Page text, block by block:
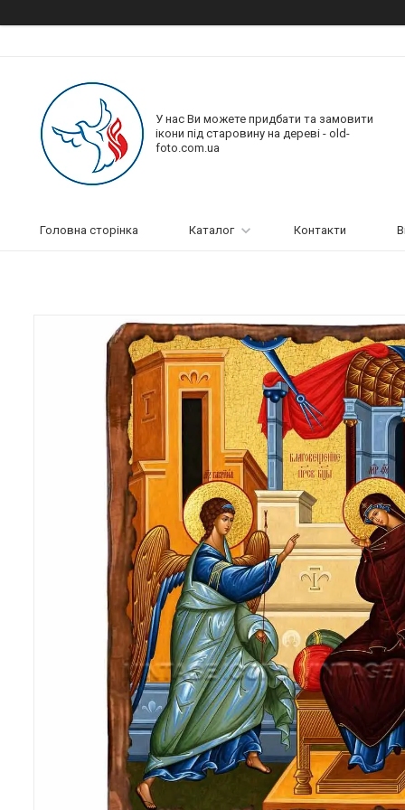
У нас Ви можете придбати та замовити
ікони під старовину на дереві - old-
foto.com.ua
Головна сторінка Каталог Контакти